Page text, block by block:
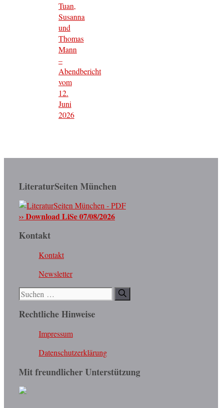
Tuan,
Susanna
und
Thomas
Mann
–
Abendbericht
vom
12.
Juni
2026
LiteraturSeiten München
›› Download LiSe 07/08/2026
Kontakt
Kontakt
Newsletter
Suchen
nach:
Rechtliche Hinweise
Impressum
Datenschutzerklärung
Mit freundlicher Unterstützung